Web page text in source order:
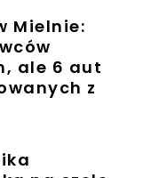
Mielnie:
ale 6 aut
z